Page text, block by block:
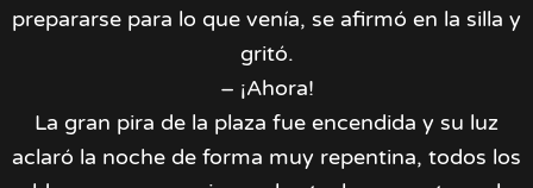
prepararse para lo que venía, se afirmó en la silla y
gritó.
– ¡Ahora!
La gran pira de la plaza fue encendida y su luz
aclaró la noche de forma muy repentina, todos los